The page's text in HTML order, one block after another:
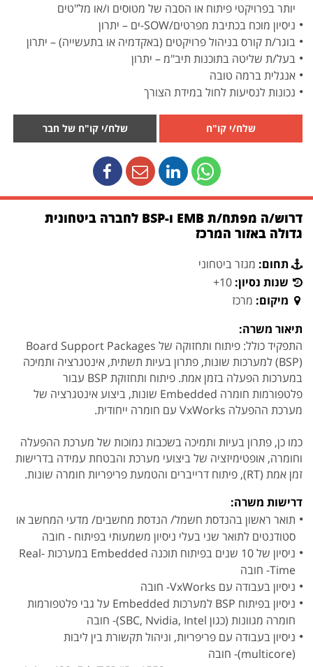
יותר בפרויקטי פיתוח או הסבה של מטוסים ו/או מל"טים
ניסיון מוכח בכתיבת מפרטים/SOW-ים – יתרון
בוגר/ת קורס בניהול פרויקטים (באקדמיה או בתעשייה) – יתרון
בעל/ת שליטה בתוכנות תיב"מ – יתרון
אנגלית ברמה טובה
נכונות לנסיעות לחול במידת הצורך
שלח/י קו"ח שלח/י קו"ח של חבר
דרוש/ה מפתח/ת EMB ו-BSP לחברה ביטחונית
גדולה באזור המרכז
תחום: מגזר ביטחוני
שנות נסיון: 10+
מיקום: מרכז
תיאור משרה:
התפקיד כולל: פיתוח ותחזוקה של Board Support Packages
(BSP) למערכות שונות, פתרון בעיות תשתית, אינטגרציה ותמיכה
במערכות הפעלה בזמן אמת. פיתוח ותחזוקת BSP עבור
פלטפורמות חומרה Embedded שונות, ביצוע אינטגרציה של
מערכת ההפעלה VxWorks עם חומרה ייחודית.
כמו כן, פתרון בעיות ותמיכה בשכבות נמוכות של מערכת ההפעלה
וחומרה, אופטימיזציה של ביצועי מערכת והבטחת עמידה בדרישות
זמן אמת (RT), פיתוח דרייברים והטמעת פריפריות חומרה שונות.
דרישות משרה:
תואר ראשון בהנדסת חשמל/ הנדסת מחשבים/ מדעי המחשב או
סטודנטים לתואר שני בעלי ניסיון משמעותי בפיתוח - חובה
ניסיון של 10 שנים בפיתוח תוכנה Embedded במערכות Real-
Time- חובה
ניסיון בעבודה עם VxWorks- חובה
ניסיון בפיתוח BSP למערכות Embedded על גבי פלטפורמות
חומרה מגוונות (כגון SBC, Nvidia, Intel)- חובה
ניסיון בעבודה עם פריפריות, וניהול תקשורת בין ליבות
(multicore)- חובה